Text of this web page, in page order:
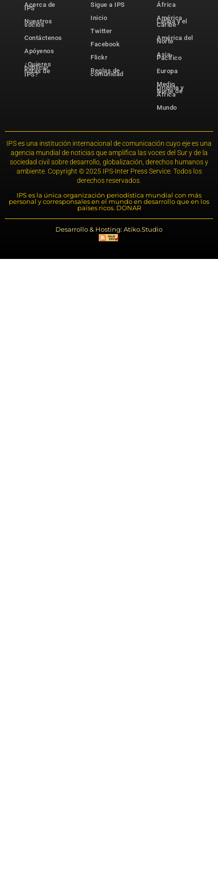
Acerca de
IPS
Nuestros
socios
Contáctenos
Apóyenos
¿Quieres
publicar
notas de
IPS?
Sigue a IPS
Inicio
Twitter
Facebook
Flickr
Reglas de
comunidad
África
América
Latina y el
Caribe
América del
Norte
Asia-
Pacífico
Europa
Medio
Oriente y
Norte de
África
Mundo
IPS es una institución internacional de comunicación cuyo eje es una
agencia mundial de noticias que amplifica las voces del Sur y de la
sociedad civil sobre desarrollo, globalización, derechos humanos y
ambiente. Copyright © 2025 IPS-Inter Press Service. Todos los
derechos reservados.
IPS es la única organización periodística mundial con más
personal y corresponsales en el mundo en desarrollo que en los
países ricos. DONAR
Desarrollo & Hosting: Atiko.Studio